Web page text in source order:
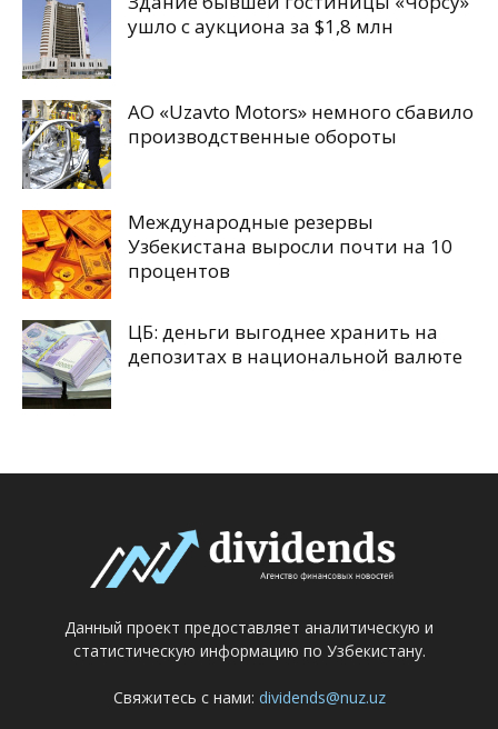
ушло с аукциона за $1,8 млн
АО «Uzavto Motors» немного сбавило
производственные обороты
Международные резервы
Узбекистана выросли почти на 10
процентов
ЦБ: деньги выгоднее хранить на
депозитах в национальной валюте
Данный проект предоставляет аналитическую и
статистическую информацию по Узбекистану.
Свяжитесь с нами: dividends@nuz.uz